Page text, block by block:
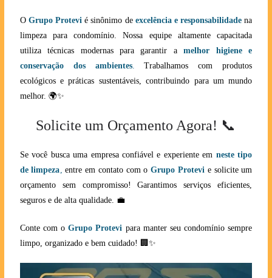
O Grupo Protevi é sinônimo de excelência e responsabilidade na
limpeza para condomínio. Nossa equipe altamente capacitada
utiliza técnicas modernas para garantir amelhor higiene e
conservação dos ambientes. Trabalhamos com produtos
ecológicos e práticas sustentáveis, contribuindo para um mundo
melhor. 🌍✨
Solicite um Orçamento Agora! 📞
Se você busca uma empresa confiável e experiente em neste tipo
de limpeza, entre em contato com oGrupo Protevi e solicite um
orçamento sem compromisso! Garantimos serviços eficientes,
seguros e de alta qualidade. 💼
Conte com oGrupo Protevi para manter seu condomínio sempre
limpo, organizado e bem cuidado! 🏢✨